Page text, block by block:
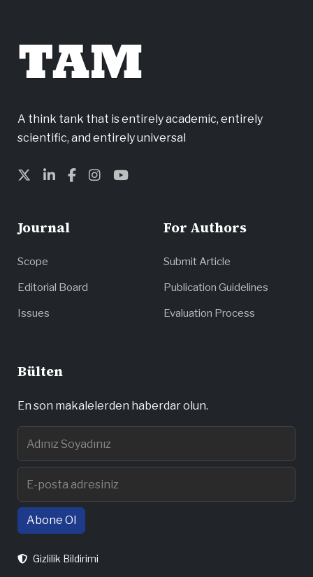
TAM
A think tank that is entirely academic, entirely
scientific, and entirely universal
Journal
Scope
Editorial Board
Issues
For Authors
Submit Article
Publication Guidelines
Evaluation Process
Bülten
En son makalelerden haberdar olun.
Abone Ol
Gizlilik Bildirimi